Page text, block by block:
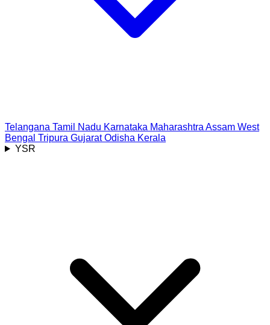
Telangana Tamil Nadu Karnataka Maharashtra Assam West
Bengal Tripura Gujarat Odisha Kerala
YSR